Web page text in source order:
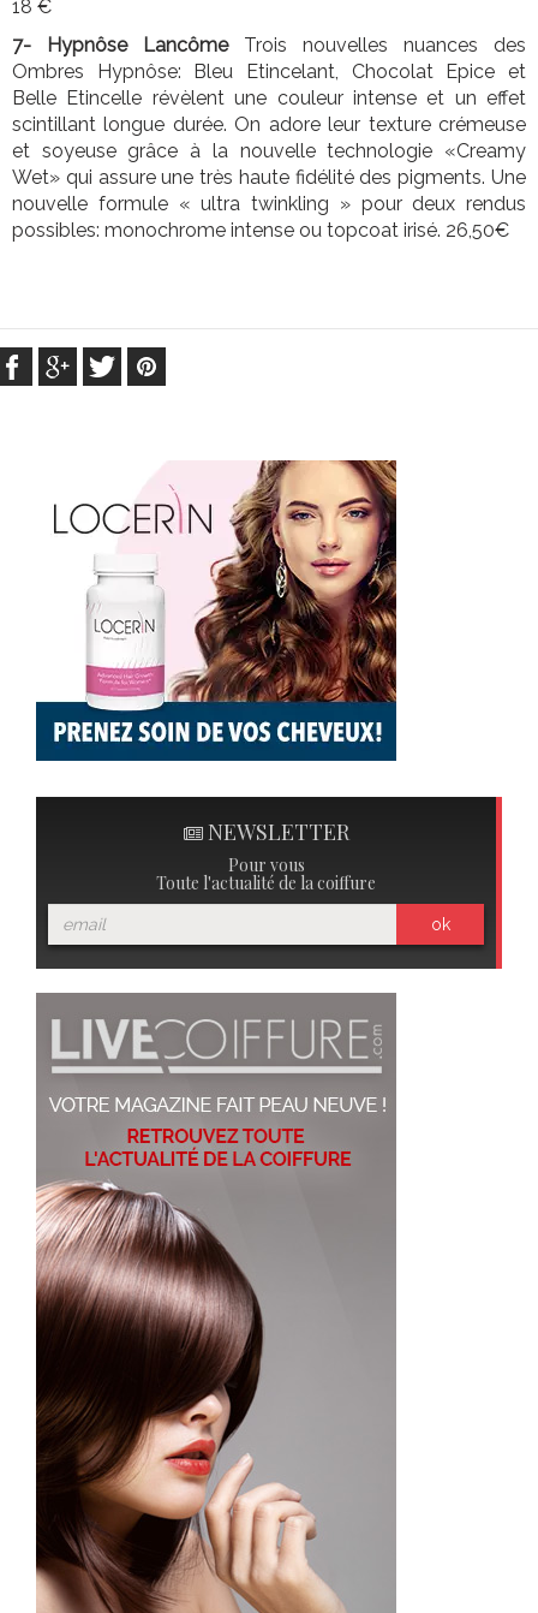
18 €
7- Hypnôse LancômeTrois nouvelles nuances des
Ombres Hypnôse: Bleu Etincelant, Chocolat Epice et
Belle Etincelle révèlent une couleur intense et un effet
scintillant longue durée. On adore leur texture crémeuse
et soyeuse grâce à la nouvelle technologie «Creamy
Wet» qui assure une très haute fidélité des pigments. Une
nouvelle formule « ultra twinkling » pour deux rendus
possibles: monochrome intense ou topcoat irisé. 26,50€
NEWSLETTER
Pour vous
Toute l'actualité de la coiffure
ok